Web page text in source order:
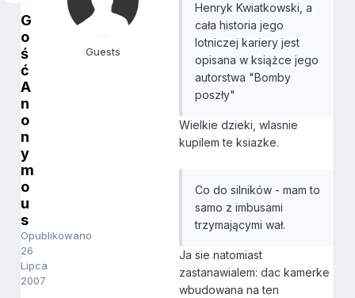
G
o
ś
ć
A
n
o
n
y
m
o
u
s
Opublikowano
26
Lipca
2007
Guests
Henryk Kwiatkowski, a
cała historia jego
lotniczej kariery jest
opisana w książce jego
autorstwa "Bomby
poszły"
Wielkie dzieki, wlasnie
kupilem te ksiazke.
Co do silników - mam to
samo z imbusami
trzymającymi wał.
Ja sie natomiast
zastanawialem: dac kamerke
wbudowana na ten